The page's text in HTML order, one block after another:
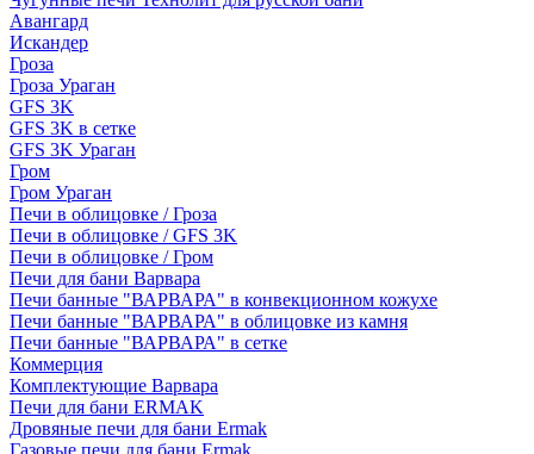
Авангард
Искандер
Гроза
Гроза Ураган
GFS 3K
GFS 3K в сетке
GFS 3K Ураган
Гром
Гром Ураган
Печи в облицовке / Гроза
Печи в облицовке / GFS 3K
Печи в облицовке / Гром
Печи для бани Варвара
Печи банные "ВАРВАРА" в конвекционном кожухе
Печи банные "ВАРВАРА" в облицовке из камня
Печи банные "ВАРВАРА" в сетке
Коммерция
Комплектующие Варвара
Печи для бани ERMAK
Дровяные печи для бани Ermak
Газовые печи для бани Ermak